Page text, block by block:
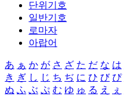
단위기호
일반기호
로마자
아랍어
あ ぁ か が さ ざ た だ な は
き ぎ し じ ち ぢ に ひ び ぴ
ぬ ふ ぶ ぷ む ゆ ゅ る え ぇ